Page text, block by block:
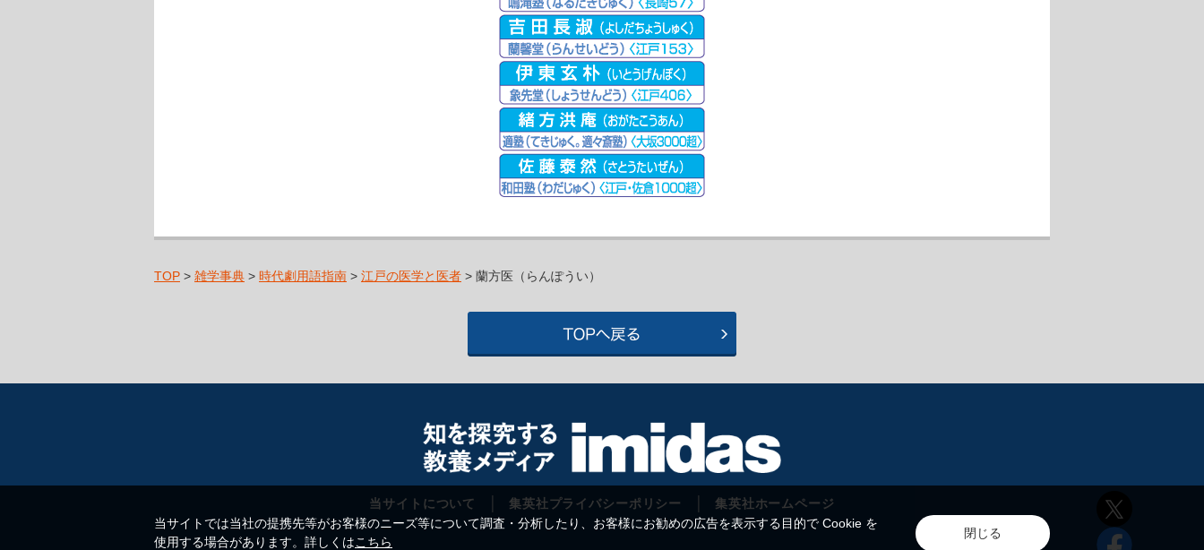
TOP > 雑学事典 > 時代劇用語指南 > 江戸の医学と医者 > 蘭方医（らんぽうい）
当サイトについて 集英社プライバシーポリシー 集英社ホームページ
当サイトでは当社の提携先等がお客様のニーズ等について調査・分析したり、お客様にお勧めの広告を表示する目的で Cookie を
使用する場合があります。詳しくはこちら
閉じる